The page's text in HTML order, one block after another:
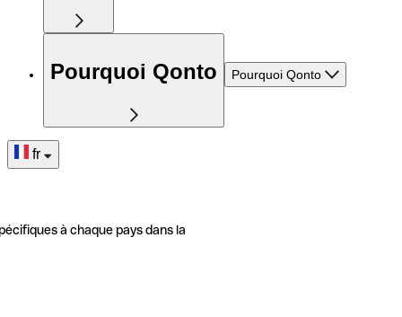
Pourquoi Qonto Pourquoi Qonto
fr
à chaque pays dans la